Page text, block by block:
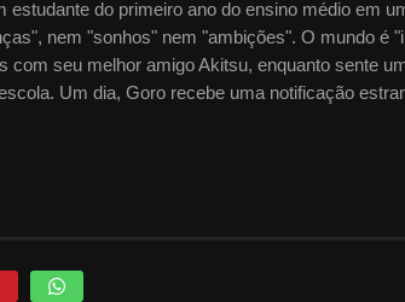
estudante do primeiro ano do ensino médio em
nem "sonhos" nem "ambições". O mundo é
​​​​com seu melhor amigo Akitsu, enquanto sente
Um dia, Goro recebe uma notificação